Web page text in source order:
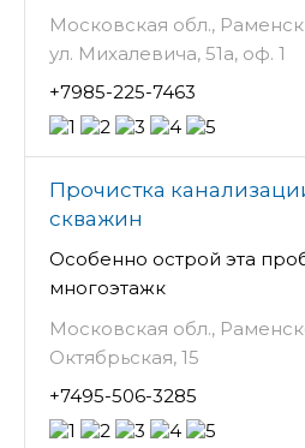
Московская обл.,
ул. Михалевича, 51а, оф. 1
+7985-225-7463
Прочистка
скважин
Особенно острой эта
многоэтажк
Московская обл.,
Октябрьская, 15
+7495-506-3285